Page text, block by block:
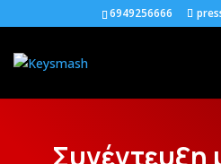
6949256666
Συνέντευξη